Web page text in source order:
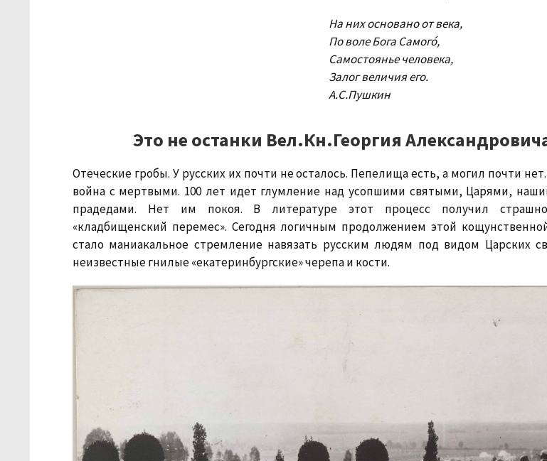
На них основано от века,
По воле Бога Самого́,
Самостоянье человека,
Залог величия его.
А.С.Пушкин
Это не останки Вел.Кн.Георгия
Отеческие гробы. У русских их почти не осталось. Пепелища есть, а могил почти
война с мертвыми. 100 лет идет глумление над усопшими святыми, Царями,
прадедами. Нет им покоя. В литературе этот процесс получил
«кладбищенский перемес». Сегодня логичным продолжением этой
стало маниакальное стремление навязать русским людям под видом Царских
неизвестные гнилые «екатеринбургские» черепа и кости.